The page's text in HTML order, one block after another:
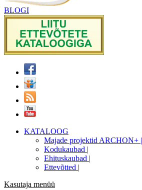
BLOGI
KATALOOG
Majade projektid ARCHON+ |
Kodukaubad |
Ehituskaubad |
Ettevõtted |
Kasutaja menüü